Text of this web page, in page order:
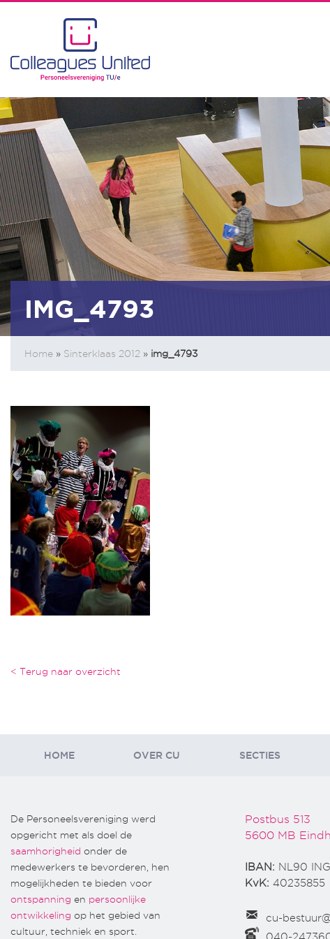
IMG_4793
Home » Sinterklaas 2012 » img_4793
< Terug naar overzicht
HOME OVER CU SECTIES
De Personeelsvereniging werd
opgericht met als doel de
saamhorigheid onder de
medewerkers te bevorderen, hen
mogelijkheden te bieden voor
ontspanning en persoonlijke
ontwikkeling op het gebied van
cultuur, techniek en sport.
Postbus 513
5600 MB
IBAN: NL90
KvK: 40235855
cu-
040-